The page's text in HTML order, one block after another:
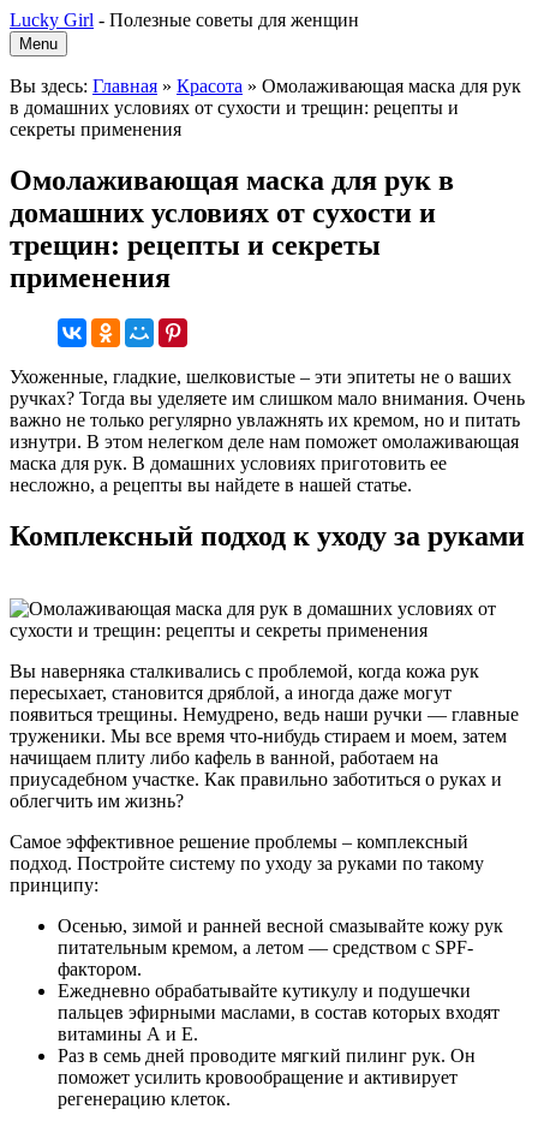
Lucky Girl - Полезные советы для женщин
Menu
Вы здесь: Главная » Красота » Омолаживающая маска для рук
в домашних условиях от сухости и трещин: рецепты и
секреты применения
Омолаживающая маска для рук в
домашних условиях от сухости и
трещин: рецепты и секреты
применения
Ухоженные, гладкие, шелковистые – эти эпитеты не о ваших
ручках? Тогда вы уделяете им слишком мало внимания. Очень
важно не только регулярно увлажнять их кремом, но и питать
изнутри. В этом нелегком деле нам поможет омолаживающая
маска для рук. В домашних условиях приготовить ее
несложно, а рецепты вы найдете в нашей статье.
Комплексный подход к уходу за руками
Вы наверняка сталкивались с проблемой, когда кожа рук
пересыхает, становится дряблой, а иногда даже могут
появиться трещины. Немудрено, ведь наши ручки — главные
труженики. Мы все время что-нибудь стираем и моем, затем
начищаем плиту либо кафель в ванной, работаем на
приусадебном участке. Как правильно заботиться о руках и
облегчить им жизнь?
Самое эффективное решение проблемы – комплексный
подход. Постройте систему по уходу за руками по такому
принципу:
Осенью, зимой и ранней весной смазывайте кожу рук
питательным кремом, а летом — средством с SPF-
фактором.
Ежедневно обрабатывайте кутикулу и подушечки
пальцев эфирными маслами, в состав которых входят
витамины А и Е.
Раз в семь дней проводите мягкий пилинг рук. Он
поможет усилить кровообращение и активирует
регенерацию клеток.